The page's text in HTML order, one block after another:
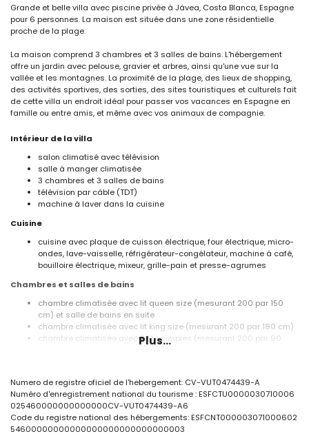
Grande et belle villa avec piscine privée à Jávea, Costa Blanca, Espagne
pour 6 personnes. La maison est située dans une zone résidentielle
proche de la plage.
La maison comprend 3 chambres et 3 salles de bains. L'hébergement
offre un jardin avec pelouse, gravier et arbres, ainsi qu'une vue sur la
vallée et les montagnes. La proximité de la plage, des lieux de shopping,
des activités sportives, des sorties, des sites touristiques et culturels fait
de cette villa un endroit idéal pour passer vos vacances en Espagne en
famille ou entre amis, et même avec vos animaux de compagnie.
Intérieur de la villa
salon climatisé avec télévision
salle à manger climatisée
3 chambres et 3 salles de bains
télévision par câble (TDT)
machine à laver dans la cuisine
Cuisine
cuisine avec plaque de cuisson électrique, four électrique, micro-
ondes, lave-vaisselle, réfrigérateur-congélateur, machine à café,
bouilloire électrique, mixeur, grille-pain et presse-agrumes
Chambres et salles de bains
chambre climatisée avec lit queen size (mesurant 200 par 150
cm) et salle de bains en suite
chambre climatisée avec lit king size (mesurant 200 par 180 cm)
chambre climatisée avec 2 lits simples (mesurant 200 par 90
et toilettes
salle de bains avec vasque simple, douche et toilettes
Extérieur de la villa
grand terrain clôturé
Plus...
Numero de registre oficiel de l'hebergement: CV-VUT0474439-A
Numéro d'enregistrement national du tourisme : ESFCTU0000030710006
025460000000000000CV-VUT0474439-A6
Code du registre national des hébergements: ESFCNT000003071000602
54600000000000000000000000000003